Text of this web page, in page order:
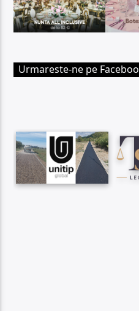
Urmareste-ne pe